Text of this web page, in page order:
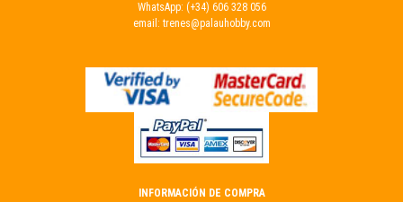
WhatsApp: (+34) 606 328 056
email: trenes@palauhobby.com
INFORMACIÓN DE COMPRA